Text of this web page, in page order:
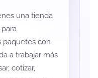
una tienda
paquetes con
a trabajar más
cotizar,